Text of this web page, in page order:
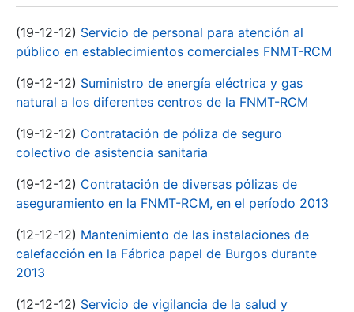
(19-12-12) Servicio de personal para atención al
público en establecimientos comerciales FNMT-RCM
(19-12-12) Suministro de energía eléctrica y gas
natural a los diferentes centros de la FNMT-RCM
(19-12-12) Contratación de póliza de seguro
colectivo de asistencia sanitaria
(19-12-12) Contratación de diversas pólizas de
aseguramiento en la FNMT-RCM, en el período 2013
(12-12-12) Mantenimiento de las instalaciones de
calefacción en la Fábrica papel de Burgos durante
2013
(12-12-12) Servicio de vigilancia de la salud y